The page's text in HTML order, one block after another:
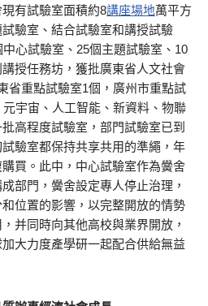
有試驗室面積約8講座場地萬平方
驗室、結合試驗室和講授試驗
心試驗室、25個主題試驗室、10
授任務坊，獲批廣東省人文社會
省重點試驗室1個，廣州市重點試
宇宙、人工智能、新資料、物聯
高程度試驗室，部門試驗室已到
驗室都保持共享共用的準繩，年
買。此中，中心試驗室作為黌舍
部門，黌舍設定專人停止治理，
位置的影響，以完整開放的情勢
并同時向其他高校與業界開放，
大力度產學研一起配合供給無益